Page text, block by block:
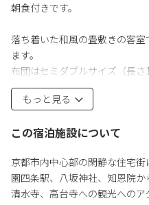
朝食付きです。
落ち着いた和風の畳敷きの客
ます。
布団はセミダブルサイズ（長さ
建物全体を1グループ最大4名で
ビ、冷蔵庫、電気ポット、モダ
専用バスルームにある設備：
無料バスアメニティ
もっと見る
この宿泊施設について
京都市内中心部の閑静な住宅
園四条駅、八坂神社、知恩院か
清水寺、高台寺への観光へのア